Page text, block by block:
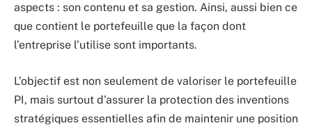
aspects : son contenu et sa gestion. Ainsi, aussi bien ce
que contient le portefeuille que la façon dont
l’entreprise l’utilise sont importants.
L’objectif est non seulement de valoriser le portefeuille
PI, mais surtout d’assurer la protection des inventions
stratégiques essentielles afin de maintenir une position